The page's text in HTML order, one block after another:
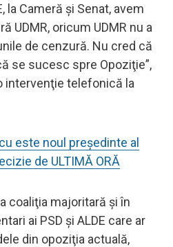
la Cameră şi Senat, avem
UDMR, oricum UDMR nu a
de cenzură. Nu cred că
se sucesc spre Opoziţie”,
intervenţie telefonică la
este noul președinte al
de ULTIMĂ ORĂ
coaliţia majoritară şi în
ai PSD şi ALDE care ar
din opoziţia actuală,